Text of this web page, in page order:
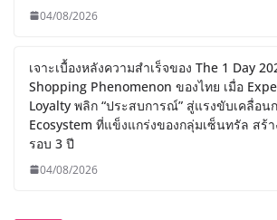
04/08/2026
เจาะเบื้องหลังความสำเร็จของ The 1 Day
Shopping Phenomenon ของไทย เมื่อ
Loyalty พลิก “ประสบการณ์” สู่แรงขับเคลื่อน
Ecosystem ที่แข็งแกร่งของกลุ่มเซ็นทรัล สร้
รอบ 3 ปี
04/08/2026